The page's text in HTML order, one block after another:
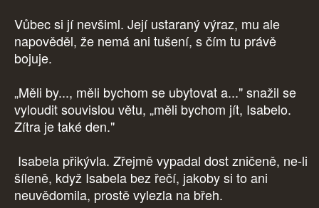
Vůbec si jí nevšiml. Její ustaraný výraz, mu ale
napověděl, že nemá ani tušení, s čím tu právě
bojuje.
„Měli by..., měli bychom se ubytovat a..." snažil se
vyloudit souvislou větu, „měli bychom jít, Isabelo.
Zítra je také den."
Isabela přikývla. Zřejmě vypadal dost zničeně, ne-li
šíleně, když Isabela bez řečí, jakoby si to ani
neuvědomila, prostě vylezla na břeh.